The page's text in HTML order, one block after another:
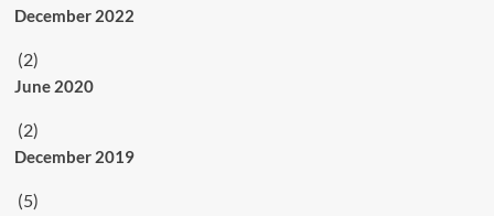
December 2022
(2)
June 2020
(2)
December 2019
(5)